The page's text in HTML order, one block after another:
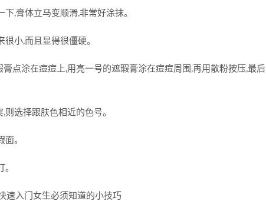
,膏体立马变顺滑,非常好涂抹。
小,而且显得很僵硬。
点涂在痘痘上,用亮一号的遮瑕膏涂在痘痘周围,再用散粉按压,最后
选择跟肤色相近的色号。
。